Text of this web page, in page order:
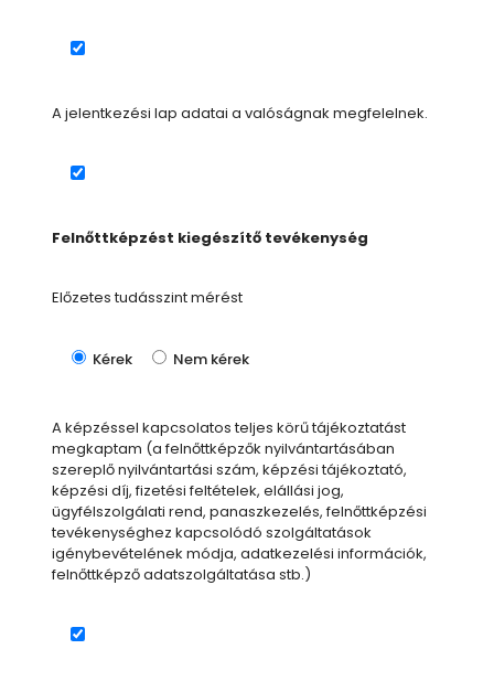
A jelentkezési lap adatai a valóságnak megfelelnek.
Felnőttképzést kiegészítő tevékenység
Előzetes tudásszint mérést
Kérek Nem kérek
A képzéssel kapcsolatos teljes körű tájékoztatást
megkaptam (a felnőttképzők nyilvántartásában
szereplő nyilvántartási szám, képzési tájékoztató,
képzési díj, fizetési feltételek, elállási jog,
ügyfélszolgálati rend, panaszkezelés, felnőttképzési
tevékenységhez kapcsolódó szolgáltatások
igénybevételének módja, adatkezelési információk,
felnőttképző adatszolgáltatása stb.)